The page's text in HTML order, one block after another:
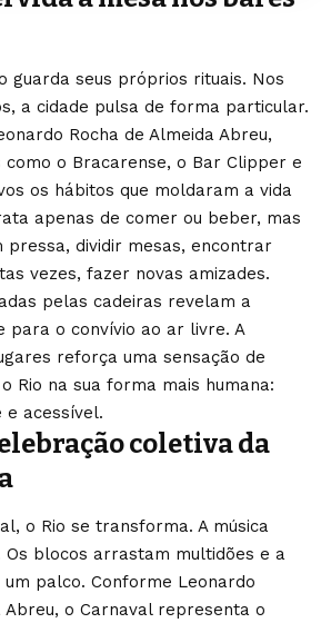
guarda seus próprios rituais. Nos
a cidade pulsa de forma particular.
Rocha de Almeida Abreu,
o Bracarense, o Bar Clipper e
os hábitos que moldaram a vida
apenas de comer ou beber, mas
pressa, dividir mesas, encontrar
vezes, fazer novas amizades.
pelas cadeiras revelam a
para o convívio ao ar livre. A
reforça uma sensação de
Rio na sua forma mais humana:
acessível.
coletiva da
o Rio se transforma. A música
Os blocos arrastam multidões e a
palco. Conforme Leonardo
Abreu, o Carnaval representa o